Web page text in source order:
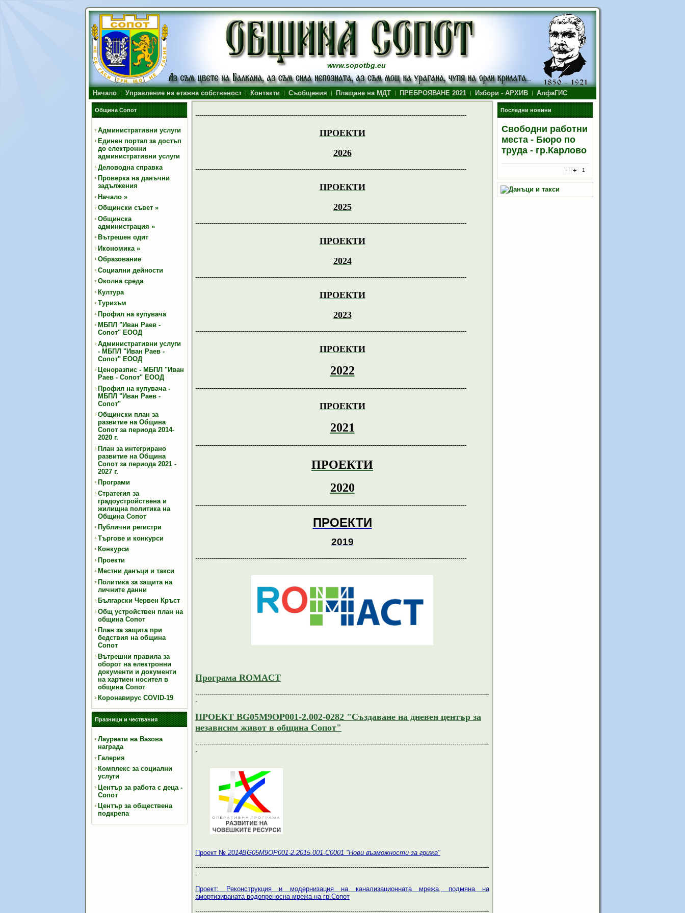
www.sopotbg.eu
Начало Управление на етажна собственост Контакти Съобщения Плащане на МДТ ПРЕБРОЯВАНЕ 2021 Избори - АРХИВ АлфаГИС
Община Сопот
Административни услуги
Единен портал за достъп
до електронни
административни услуги
Деловодна справка
Проверка на данъчни
задължения
Начало »
Общински съвет »
Общинска
администрация »
Вътрешен одит
Икономика »
Образование
Социални дейности
Околна среда
Култура
Туризъм
Профил на купувача
МБПЛ "Иван Раев -
Сопот" ЕООД
Административни услуги
- МБПЛ "Иван Раев -
Сопот" ЕООД
Ценоразпис - МБПЛ "Иван
Раев - Сопот" ЕООД
Профил на купувача -
МБПЛ "Иван Раев -
Сопот"
Общински план за
развитие на Община
Сопот за периода 2014-
2020 г.
План за интегрирано
развитие на Община
Сопот за периода 2021 -
2027 г.
Програми
Стратегия за
градоустройствена и
жилищна политика на
Община Сопот
Публични регистри
Търгове и конкурси
Конкурси
Проекти
Местни данъци и такси
Политика за защита на
личните данни
Български Червен Кръст
Общ устройствен план на
община Сопот
План за защита при
бедствия на община
Сопот
Вътрешни правила за
оборот на електронни
документи и документи
на хартиен носител в
община Сопот
Коронавирус COVID-19
Празници и чествания
Лауреати на Вазова
награда
Галерия
Комплекс за социални
услуги
Център за работа с деца -
Сопот
Център за обществена
подкрепа
-------------------------------------------------------------------------------------------------------------------------------------
ПРОЕКТИ
2026
-------------------------------------------------------------------------------------------------------------------------------------
ПРОЕКТИ
2025
-------------------------------------------------------------------------------------------------------------------------------------
ПРОЕКТИ
2024
-------------------------------------------------------------------------------------------------------------------------------------
ПРОЕКТИ
2023
-------------------------------------------------------------------------------------------------------------------------------------
ПРОЕКТИ
2022
-------------------------------------------------------------------------------------------------------------------------------------
ПРОЕКТИ
2021
-------------------------------------------------------------------------------------------------------------------------------------
ПРОЕКТИ
2020
-------------------------------------------------------------------------------------------------------------------------------------
ПРОЕКТИ
2019
-------------------------------------------------------------------------------------------------------------------------------------
Програма ROMACT
------------------------------------------------------------------------------------------------------------------------------------------------
-
ПРОЕКТ BG05M9OP001-2.002-0282 "Създаване на дневен център за
независим живот в община Сопот"
------------------------------------------------------------------------------------------------------------------------------------------------
-
Проект № 2014BG05M9OP001-2.2015.001-C0001 "Нови възможности за грижа"
------------------------------------------------------------------------------------------------------------------------------------------------
-
Проект: Реконструкция и модернизация на канализационната мрежа, подмяна на
амортизираната водопреносна мрежа на гр.Сопот
------------------------------------------------------------------------------------------------------------------------------------------------
Последни новини
Свободни работни
места - Бюро по
труда - гр.Карлово
- + 1